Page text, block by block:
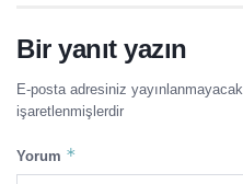
Bir yanıt yazın
E-posta adresiniz yayınlanmayacak.
işaretlenmişlerdir
Yorum *